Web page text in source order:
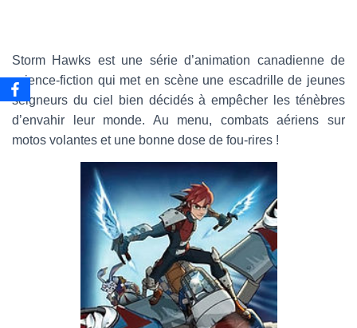
a
i
Storm Hawks est une série d’animation canadienne de
science-fiction qui met en scène une escadrille de jeunes
seigneurs du ciel bien décidés à empêcher les ténèbres
d’envahir leur monde. Au menu, combats aériens sur
motos volantes et une bonne dose de fou-rires !